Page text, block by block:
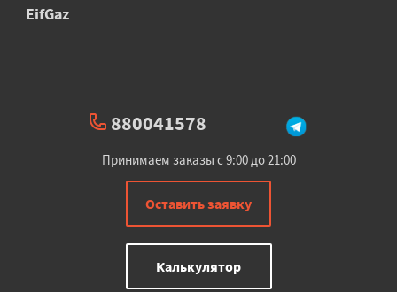
EifGaz
880041578
Принимаем заказы с 9:00 до 21:00
Оставить заявку
Калькулятор